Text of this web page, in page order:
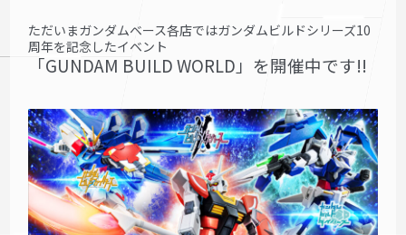
ただいまガンダムベース各店ではガンダムビルドシリーズ10
周年を記念したイベント
「GUNDAM BUILD WORLD」を開催中です!!